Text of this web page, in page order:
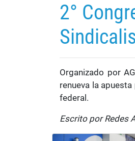
2°
Organizado por
renueva la
federal.
Escrito por Redes